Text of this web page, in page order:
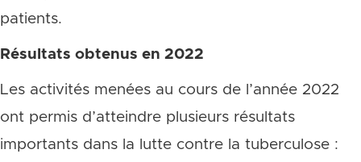
patients.
Résultats obtenus en 2022
Les activités menées au cours de l’année 2022
ont permis d’atteindre plusieurs résultats
importants dans la lutte contre la tuberculose :